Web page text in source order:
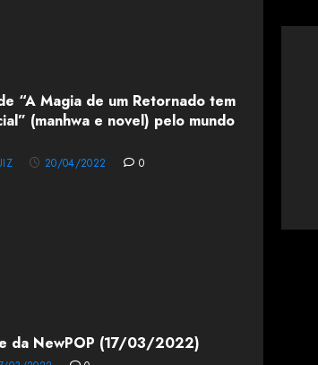
“A Magia de um Retornado tem
(manhwa e novel) pelo mundo
20/04/2022 0
da NewPOP (17/03/2022)